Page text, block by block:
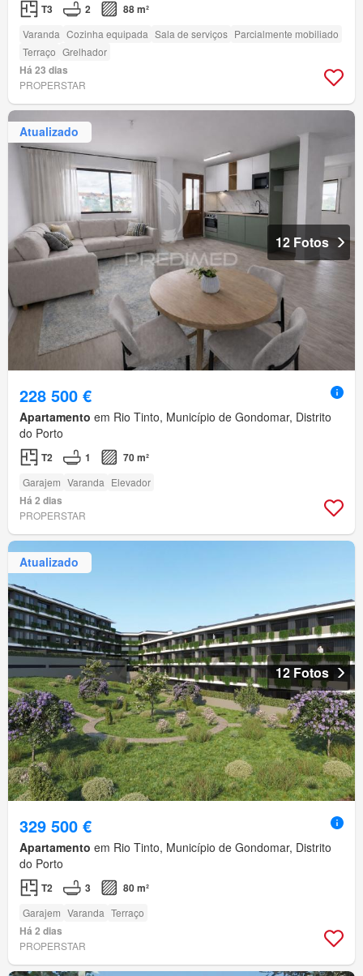
T3 2 88 m²
Varanda Cozinha equipada Sala de serviços Parcialmente mobiliado
Terraço Grelhador
Há 23 dias
PROPERSTAR
Atualizado
12 Fotos
228 500 €
Apartamento em Rio Tinto, Município de Gondomar, Distrito
do Porto
T2 1 70 m²
Garajem Varanda Elevador
Há 2 dias
PROPERSTAR
Atualizado
12 Fotos
329 500 €
Apartamento em Rio Tinto, Município de Gondomar, Distrito
do Porto
T2 3 80 m²
Garajem Varanda Terraço
Há 2 dias
PROPERSTAR